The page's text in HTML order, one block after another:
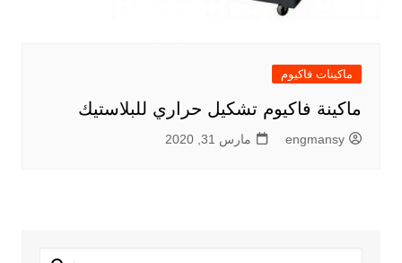
ماكينات فاكيوم
ماكينة فاكيوم تشكيل حراري للبلاستيك
engmansy مارس 31, 2020